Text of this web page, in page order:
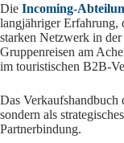
Die Incoming-
langjähriger Erfahrung,
starken Netzwerk in
Gruppenreisen am
im touristischen B2B-
Das Verkaufshandbuch
sondern als
Partnerbindung.